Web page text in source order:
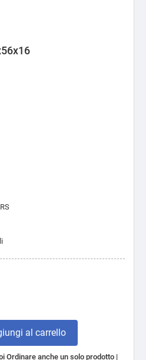
al carrello
Ordinare anche un solo prodotto |